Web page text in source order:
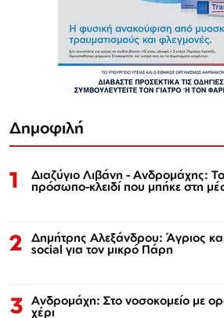
Δημοφιλή
1 Διαζύγιο Λιβάνη - Ανδρομάχης: Το
πρόσωπο-κλειδί που μπήκε στη
2 Δημήτρης Αλεξάνδρου: Άγριος
social για τον μικρό Πάρη
3 Ανδρομάχη: Στο νοσοκομείο με
χέρι